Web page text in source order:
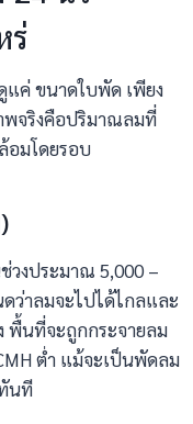
ร่
แค่ ขนาดใบพัด เพียง
พจริงคือปริมาณลมที่
อมโดยรอบ
งประมาณ 5,000 –
ว่าลมจะไปได้ไกลและ
พื้นที่จะถูกกระจายลม
ต่ำ แม้จะเป็นพัดลม
นที